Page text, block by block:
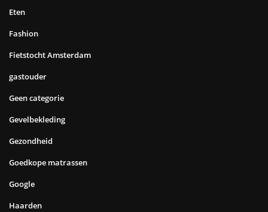
Eten
Fashion
Fietstocht Amsterdam
gastouder
Geen categorie
Gevelbekleding
Gezondheid
Goedkope matrassen
Google
Haarden